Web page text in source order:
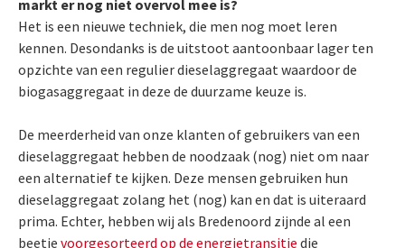
markt er nog niet overvol mee is?
Het is een nieuwe techniek, die men nog moet leren
kennen. Desondanks is de uitstoot aantoonbaar lager ten
opzichte van een regulier dieselaggregaat waardoor de
biogasaggregaat in deze de duurzame keuze is.
De meerderheid van onze klanten of gebruikers van een
dieselaggregaat hebben de noodzaak (nog) niet om naar
een alternatief te kijken. Deze mensen gebruiken hun
dieselaggregaat zolang het (nog) kan en dat is uiteraard
prima. Echter, hebben wij als Bredenoord zijnde al een
beetje voorgesorteerd op de energietransitie die